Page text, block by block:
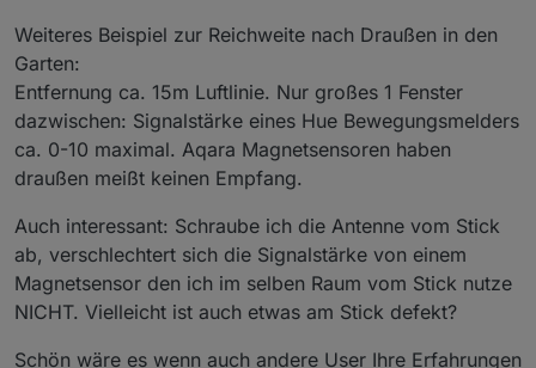
Weiteres Beispiel zur Reichweite nach Draußen in den
Garten:
Entfernung ca. 15m Luftlinie. Nur großes 1 Fenster
dazwischen: Signalstärke eines Hue Bewegungsmelders
ca. 0-10 maximal. Aqara Magnetsensoren haben
draußen meißt keinen Empfang.
Auch interessant: Schraube ich die Antenne vom Stick
ab, verschlechtert sich die Signalstärke von einem
Magnetsensor den ich im selben Raum vom Stick nutze
NICHT. Vielleicht ist auch etwas am Stick defekt?
Schön wäre es wenn auch andere User Ihre Erfahrungen